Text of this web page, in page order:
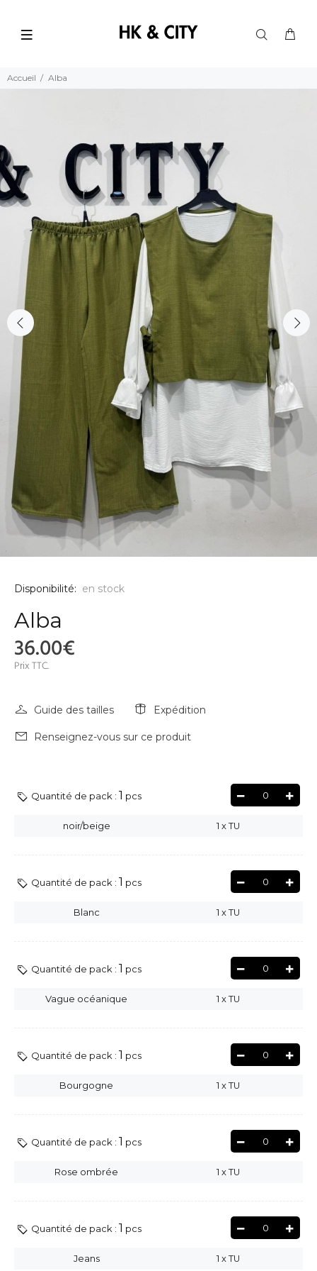
Accueil Alba
Disponibilité: en stock
Alba
36.00€
Prix TTC.
Guide des tailles Expédition
Renseignez-vous sur ce produit
Quantité de pack : 1 pcs 0
noir/beige 1 x TU
Quantité de pack : 1 pcs 0
Blanc 1 x TU
Quantité de pack : 1 pcs 0
Vague océanique 1 x TU
Quantité de pack : 1 pcs 0
Bourgogne 1 x TU
Quantité de pack : 1 pcs 0
Rose ombrée 1 x TU
Quantité de pack : 1 pcs 0
Jeans 1 x TU